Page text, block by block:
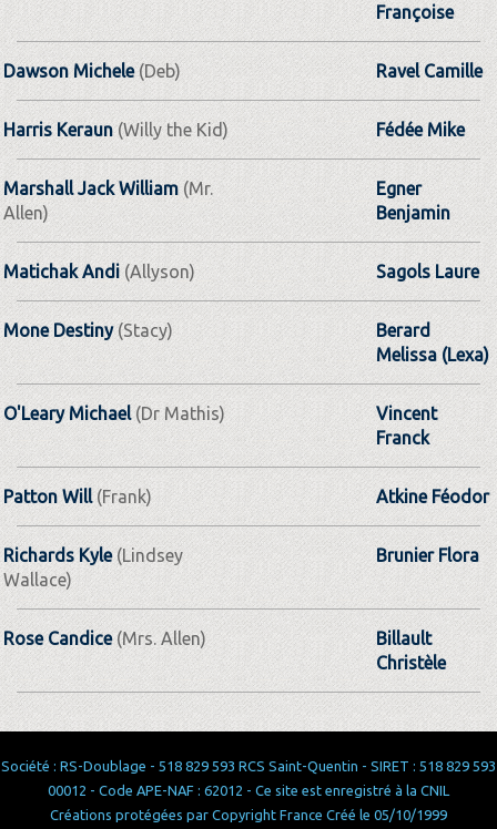
Françoise
Dawson Michele(Deb) Ravel Camille
Harris Keraun(Willy the Kid) Fédée Mike
Marshall Jack William (Mr.
Allen)
Egner
Benjamin
Matichak Andi (Allyson) Sagols Laure
Mone Destiny(Stacy)
Berard
Melissa (Lexa)
O'Leary Michael(Dr Mathis)
Vincent
Franck
Patton Will(Frank) Atkine Féodor
Richards Kyle(Lindsey
Wallace)
Brunier Flora
Rose Candice(Mrs. Allen)
Billault
Christèle
Société : RS-Doublage - 518 829 593 RCS Saint-Quentin - SIRET : 518 829 593
00012 - Code APE-NAF : 62012 - Ce site est enregistré à la CNIL
Créations protégées par Copyright France Créé le 05/10/1999